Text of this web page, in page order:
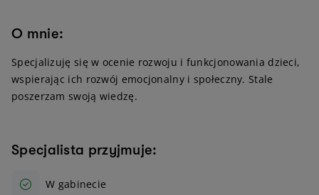
O mnie:
Specjalizuję się w ocenie rozwoju i funkcjonowania dzieci,
wspierając ich rozwój emocjonalny i społeczny. Stale
poszerzam swoją wiedzę.
Specjalista przyjmuje:
W gabinecie